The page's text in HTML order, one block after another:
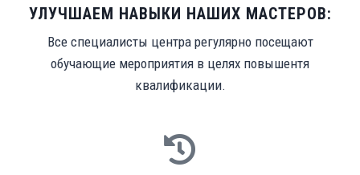
УЛУЧШАЕМ НАВЫКИ НАШИХ МАСТЕРОВ:
Все специалисты центра регулярно посещают
обучающие мероприятия в целях повышентя
квалификации.